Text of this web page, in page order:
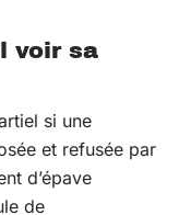
voir sa
si une
et refusée par
d’épave
de